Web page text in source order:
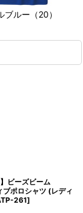
ブルー（20）
】ビーズビーム
ポロシャツ (レディ
261]